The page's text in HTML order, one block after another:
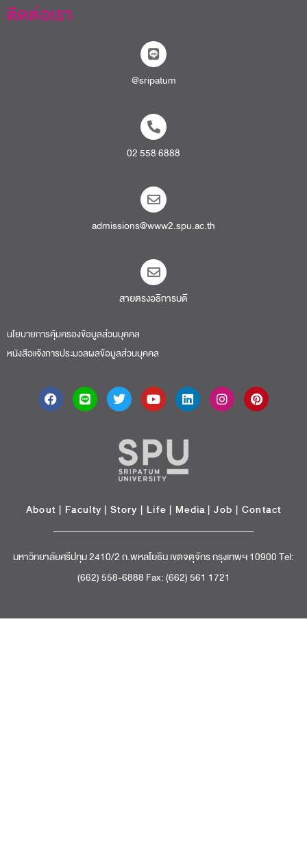
ติดต่อเรา
@sripatum
02 558 6888
admissions@www2.spu.ac.th
สายตรงอธิการบดี​
นโยบายการคุ้มครองข้อมูลส่วนบุคคล
หนังสือแจ้งการประมวลผลข้อมูลส่วนบุคคล
About | Faculty | Story | Life | Media |Job | Contact
มหาวิทยาลัยศรีปทุม 2410/2 ถ.พหลโยธิน เขตจตุจักร กรุงเทพฯ 10900 Tel:
(662) 558-6888 Fax: (662) 561 1721